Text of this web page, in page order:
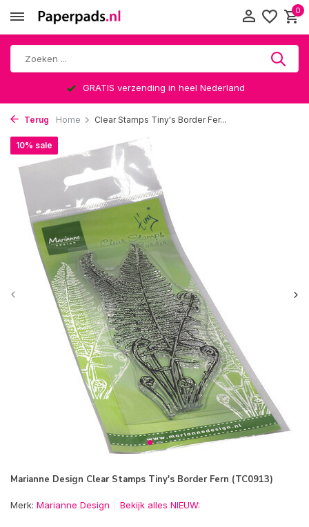
0
GRATIS verzending in heel Nederland
Terug Home Clear Stamps Tiny's Border Fer...
Marianne Design Clear Stamps Tiny's Border Fern (TC0913)
10% sale
Merk: Marianne Design Bekijk alles NIEUW: